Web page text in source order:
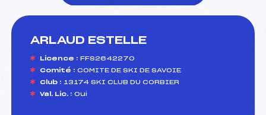
ARLAUD ESTELLE
Licence : FFS2642270
Comité : COMITE DE SKI DE SAVOIE
Club : 13174 SKI CLUB DU CORBIER
Val. Lic. : Oui